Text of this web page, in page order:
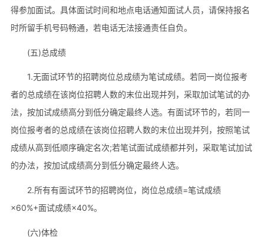
得参加面试。具体面试时间和地点电话通知面试人员，请保持报名
时所留手机号码畅通，若电话无法接通责任自负。
(五)总成绩
1.无面试环节的招聘岗位总成绩为笔试成绩。若同一岗位报考
者的总成绩在该岗位招聘人数的末位出现并列，采取加试笔试的办
法，按加试成绩高分到低分确定最终人选。有面试环节的，若同一
岗位报考者的总成绩在该岗位招聘人数的末位出现并列，按照笔试
成绩从高到低顺序确定名次;若笔试面试成绩都并列，采取笔试加试
的办法，按加试成绩高分到低分确定最终人选。
2.所有有面试环节的招聘岗位，岗位总成绩=笔试成绩
×60%+面试成绩×40%。
(六)体检